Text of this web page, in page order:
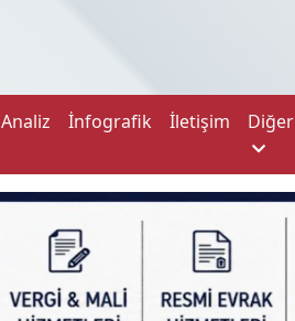
Analiz İnfografik İletişim Diğer